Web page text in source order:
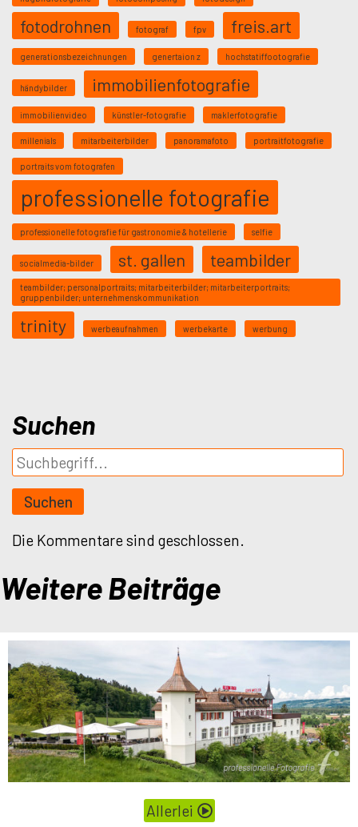
fotodrohnen fotograf fpv freis.art
generationsbezeichnungen genertaion z hochstatiffootografie
händybilder immobilienfotografie
immobilienvideo künstler-fotografie maklerfotografie
millenials mitarbeiterbilder panoramafoto portraitfotografie
portraits vom fotografen
professionelle fotografie
professionelle fotografie für gastronomie & hotellerie selfie
socialmedia-bilder st. gallen teambilder
teambilder; personalportraits; mitarbeiterbilder; mitarbeiterportraits;
gruppenbilder; unternehmenskommunikation
trinity werbeaufnahmen werbekarte werbung
Suchen
Die Kommentare sind geschlossen.
Weitere Beiträge
Allerlei